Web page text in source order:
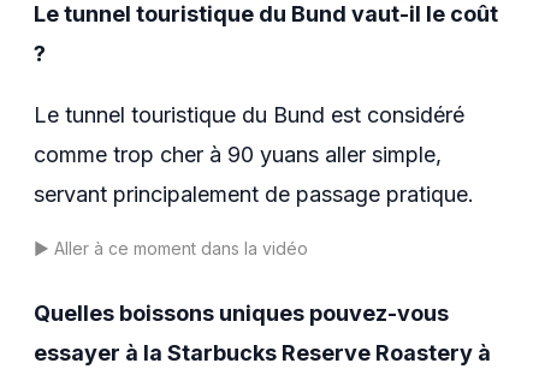
Le tunnel touristique du Bund vaut-il le coût
?
Le tunnel touristique du Bund est considéré
comme trop cher à 90 yuans aller simple,
servant principalement de passage pratique.
▶️ Aller à ce moment dans la vidéo
Quelles boissons uniques pouvez-vous
essayer à la Starbucks Reserve Roastery à